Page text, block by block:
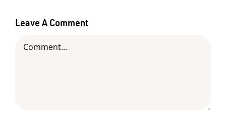
Leave A Comment
Comment